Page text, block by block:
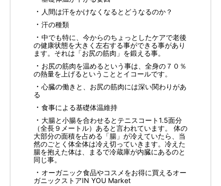
人間は汗をかけなくなるとどうなるのか？
汗の種類
中でも特に、今からのちょっとしたケアで老後
の健康状態を大きく左右する事ができる事があり
ます。それは「お尻の筋肉」を鍛える事。
お尻の筋肉を温めるという事は、全身の７０％
の熱量を上げるということとイコールです。
心臓の働きと、お尻の筋肉には深い関わりがあ
る
食事による基礎体温維持
大腸と小腸を合わせるとテニスコート1.5面分
（全長９メートル）あると言われています。 体の
大部分の面積を占める「腸」が冷えていたら、当
然のごとく体全体は冷え切っていきます。冷えた
腸を抱えた体は、まるで冷蔵庫が内臓にあるのと
同じ事。
オーガニック食品やコスメをお得に買えるオー
ガニックストアIN YOU Market